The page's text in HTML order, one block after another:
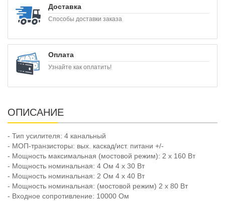
Доставка
Способы доставки заказа
Оплата
Узнайте как оплатить!
ОПИСАНИЕ
- Тип усилителя: 4 канальный
- МОП-транзисторы: вых. каскад/ист. питани +/-
- Мощность максимальная (мостовой режим): 2 х 160 Вт
- Мощность номинальная: 4 Ом 4 х 30 Вт
- Мощность номинальная: 2 Ом 4 х 40 Вт
- Мощность номинальная: (мостовой режим) 2 х 80 Вт
- Входное сопротивление: 10000 Ом